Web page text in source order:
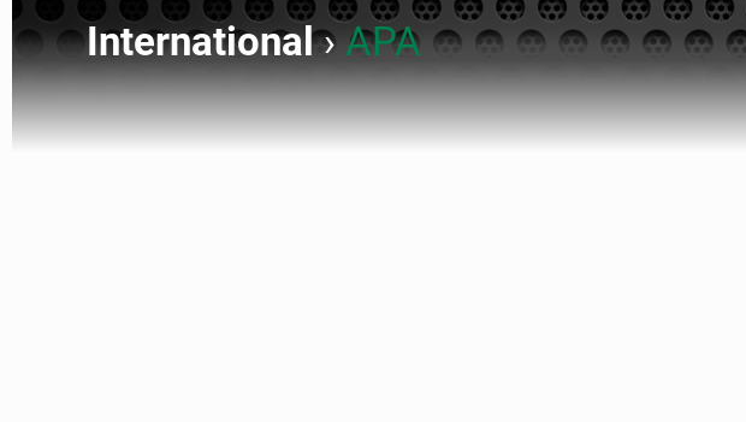
International›APA